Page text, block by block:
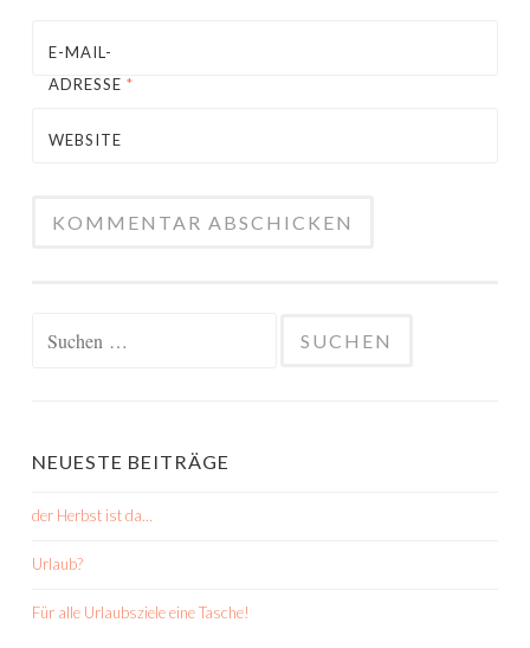
E-MAIL-
ADRESSE *
WEBSITE
NEUESTE BEITRÄGE
der Herbst ist da…
Urlaub?
Für alle Urlaubsziele eine Tasche!